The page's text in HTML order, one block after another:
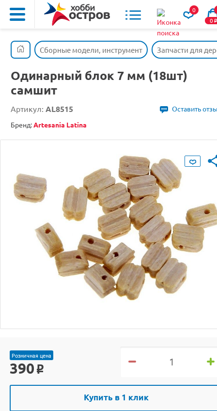
0
0o
Сборные модели, инструмент Запчасти для
Одинарный блок 7 мм (18шт)
самшит
Артикул: AL8515
Оставить
Бренд:Artesania Latina
Розничная цена
390 o
Купить в 1 клик